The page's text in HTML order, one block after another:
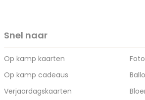
Snel naar
Op kamp kaarten
Op kamp cadeaus
Verjaardagskaarten